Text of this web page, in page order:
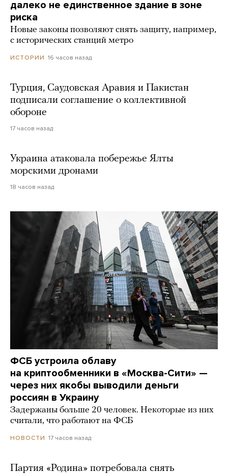
далеко не единственное здание в зоне
риска
Новые законы позволяют снять защиту, например,
с исторических станций метро
ИСТОРИИ 16 часов назад
Турция, Саудовская Аравия и Пакистан
подписали соглашение о коллективной
обороне
17 часов назад
Украина атаковала побережье Ялты
морскими дронами
18 часов назад
ФСБ устроила облаву
на криптообменники в «Москва-Сити» —
через них якобы выводили деньги
россиян в Украину
Задержаны больше 20 человек. Некоторые из них
считали, что работают на ФСБ
НОВОСТИ 17 часов назад
Партия «Родина» потребовала снять